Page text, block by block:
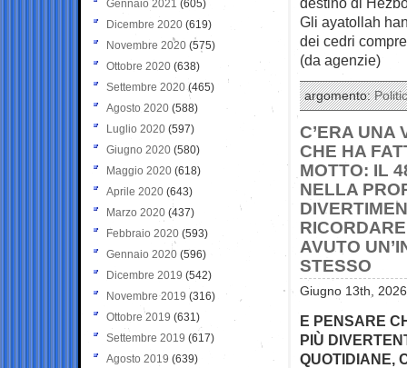
Gli ayatollah
dei cedri
(da agenzie)
argomento:
C’ERA UNA
CHE HA
MOTTO: IL
NELLA
AVUTO
STESSO
Giugno 13th,
E PENSARE
PIÙ
QUOTIDIANE,
Gennaio 2021 (605)
Dicembre 2020 (619)
Novembre 2020 (575)
Ottobre 2020 (638)
Settembre 2020(465)
Agosto 2020 (588)
Luglio 2020 (597)
Giugno 2020 (580)
Maggio 2020 (618)
Aprile 2020 (643)
Marzo 2020 (437)
Febbraio 2020 (593)
Gennaio 2020 (596)
Dicembre 2019 (542)
Novembre 2019 (316)
Ottobre 2019 (631)
Settembre 2019 (617)
Agosto 2019 (639)